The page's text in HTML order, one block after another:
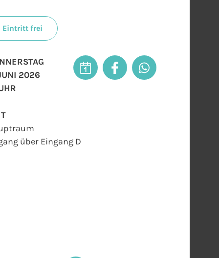
Eintritt frei
2026
über Eingang D